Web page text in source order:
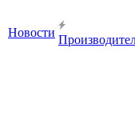
Новости